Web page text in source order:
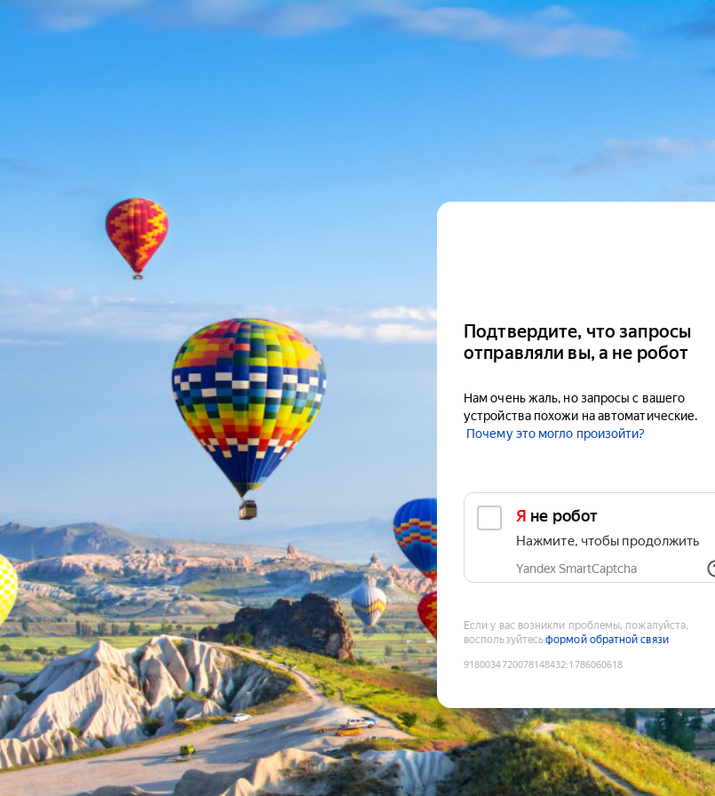
Подтвердите, что запросы
отправляли вы, а не робот
Нам очень жаль, но запросы с вашего
устройства похожи на автоматические.
Почему это могло произойти?
Я не робот
Нажмите, чтобы продолжить
Yandex SmartCaptcha
Если у вас возникли проблемы, пожалуйста,
воспользуйтесьформой обратной связи
9180034720078148432:1786060618